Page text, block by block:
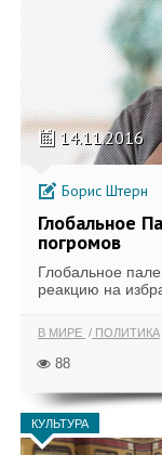
14.11.2016
Борис Штерн
Глобальное
погромов
Глобальное
реакцию на
В МИРЕ ПОЛИТИКА
88
КУЛЬТУРА